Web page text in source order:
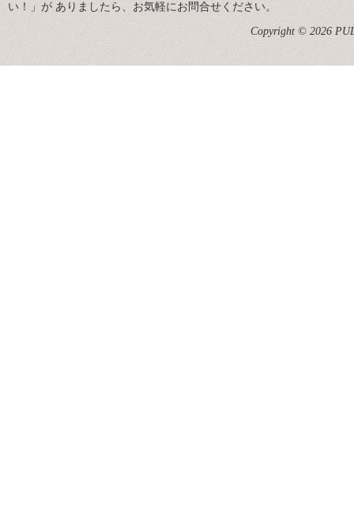
い！」が ありましたら、お気軽にお問合せください。
Copyright © 2026